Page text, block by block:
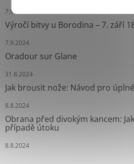
7.9.2024
Výročí bitvy u Borodina – 7. září
7.9.2024
Oradour sur Glane
31.8.2024
Jak brousit nože: Návod pro
8.8.2024
Obrana před divokým kancem:
případě útoku
8.8.2024